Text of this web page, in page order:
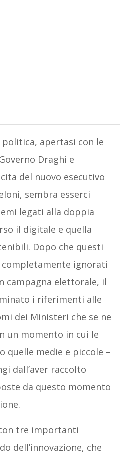
politica, apertasi con le
Draghi e
del nuovo esecutivo
sembra esserci
legati alla doppia
il digitale e quella
Dopo che questi
ignorati
campagna elettorale, il
i riferimenti alle
dei Ministeri che se ne
un momento in cui le
quelle medie e piccole –
dall’aver raccolto
da questo momento
tre importanti
dell’innovazione, che